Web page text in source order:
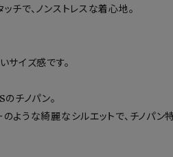
チで、ノンストレスな着心地。
サイズ感です。
チノパン。
のような綺麗なシルエットで、チノパン